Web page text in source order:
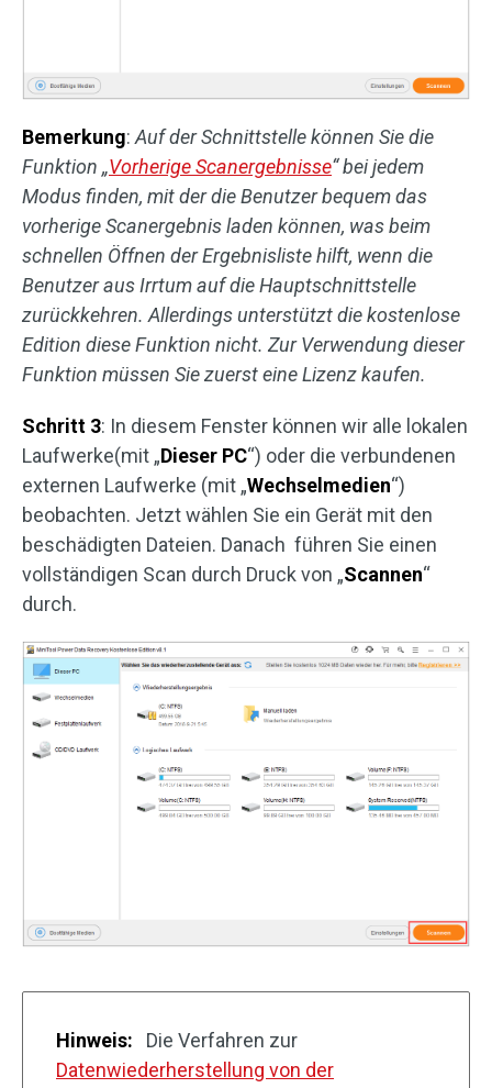
Bemerkung: Auf der Schnittstelle können Sie die
Funktion „Vorherige Scanergebnisse“ bei jedem
Modus finden, mit der die Benutzer bequem das
vorherige Scanergebnis laden können, was beim
schnellen Öffnen der Ergebnisliste hilft, wenn die
Benutzer aus Irrtum auf die Hauptschnittstelle
zurückkehren. Allerdings unterstützt die kostenlose
Edition diese Funktion nicht. Zur Verwendung dieser
Funktion müssen Sie zuerst eine Lizenz kaufen.
Schritt 3: In diesem Fenster können wir alle lokalen
Laufwerke(mit „Dieser PC“) oder die verbundenen
externen Laufwerke (mit „Wechselmedien“)
beobachten. Jetzt wählen Sie ein Gerät mit den
beschädigten Dateien. Danach führen Sie einen
vollständigen Scan durch Druck von „Scannen“
durch.
Hinweis:
Die Verfahren zur
Datenwiederherstellung von der